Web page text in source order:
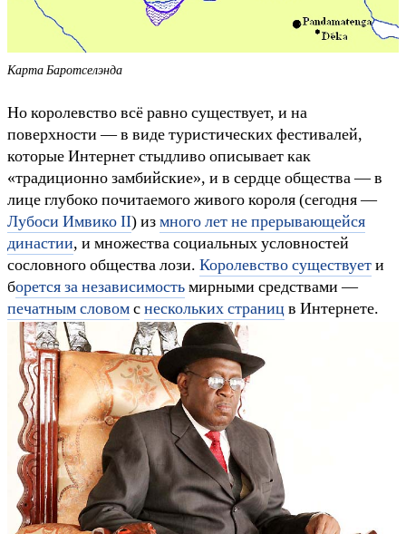
Карта Баротселэнда
Но королевство всё равно существует, и на
поверхности — в виде туристических фестивалей,
которые Интернет стыдливо описывает как
«традиционно замбийские», и в сердце общества — в
лице глубоко почитаемого живого короля (сегодня —
Лубоси Имвико II) измного лет не прерывающейся
династии, и множества социальных условностей
сословного общества лози. Королевство существуети
борется за независимостьмирными средствами —
печатным словомснескольких страницв Интернете.